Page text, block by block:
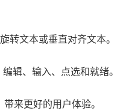
转文本或垂直对齐文本。
辑、输入、点选和就绪。
来更好的用户体验。